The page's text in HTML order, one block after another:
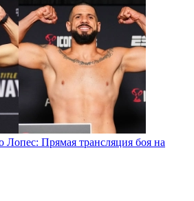
Прямая трансляция боя на